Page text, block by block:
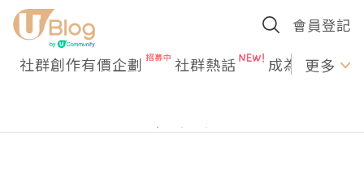
會員登記
社群創作有價企劃 社群熱話 成為U更多